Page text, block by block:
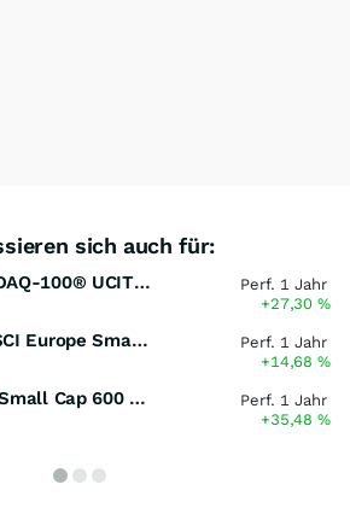
sich auch für:
iShares NASDAQ-100® UCITS ETF (DE)
Perf. 1 Jahr
+27,30%
Xtrackers MSCI Europe Small Cap UCITS ETF
Perf. 1 Jahr
+14,68%
iShares S&P Small Cap 600 UCITS ETF
Perf. 1 Jahr
+35,48%